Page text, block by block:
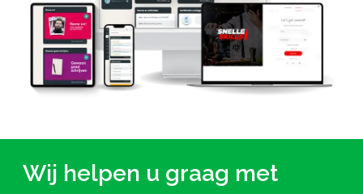
Wij helpen u graag met